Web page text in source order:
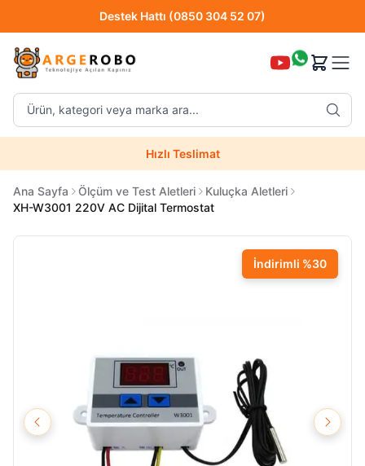
Destek Hattı (0850 304 52 07)
Ürün, kategori veya marka ara...
Destek Hattı (0850 304 52 07)
Hızlı Teslimat
Uzman Teknik Servis
Ana Sayfa Ölçüm ve Test Aletleri
Kuluçka Aletleri
XH-W3001 220V AC Dijital Termostat
İndirimli %30